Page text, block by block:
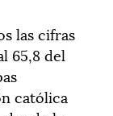
las cifras
65,8 del
católica